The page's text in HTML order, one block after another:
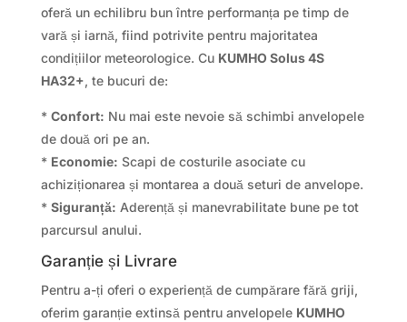
oferă un echilibru bun între performanța pe timp de
vară și iarnă, fiind potrivite pentru majoritatea
condițiilor meteorologice. Cu KUMHO Solus 4S
HA32+, te bucuri de:
* Confort: Nu mai este nevoie să schimbi anvelopele
de două ori pe an.
* Economie: Scapi de costurile asociate cu
achiziționarea și montarea a două seturi de anvelope.
* Siguranță: Aderență și manevrabilitate bune pe tot
parcursul anului.
Garanție și Livrare
Pentru a-ți oferi o experiență de cumpărare fără griji,
oferim garanție extinsă pentru anvelopele KUMHO